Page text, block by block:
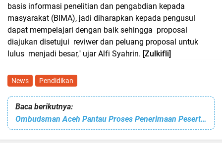
basis informasi penelitian dan pengabdian kepada
masyarakat (BIMA), jadi diharapkan kepada pengusul
dapat mempelajari dengan baik sehingga proposal
diajukan disetujui reviwer dan peluang proposal untuk
lulus menjadi besar," ujar Alfi Syahrin. [Zulkifli]
News Pendidikan
Baca berikutnya:
Ombudsman Aceh Pantau Proses Penerimaan Peserta Didik Baru di Banda Aceh